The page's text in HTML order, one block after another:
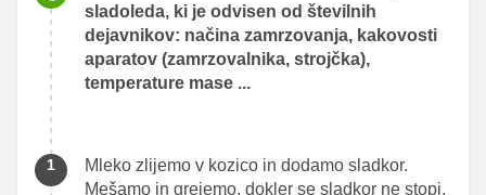
sladoleda, ki je odvisen od številnih
dejavnikov: načina zamrzovanja, kakovosti
aparatov (zamrzovalnika, strojčka),
temperature mase ...
Mleko zlijemo v kozico in dodamo sladkor.
Mešamo in grejemo, dokler se sladkor ne stopi,